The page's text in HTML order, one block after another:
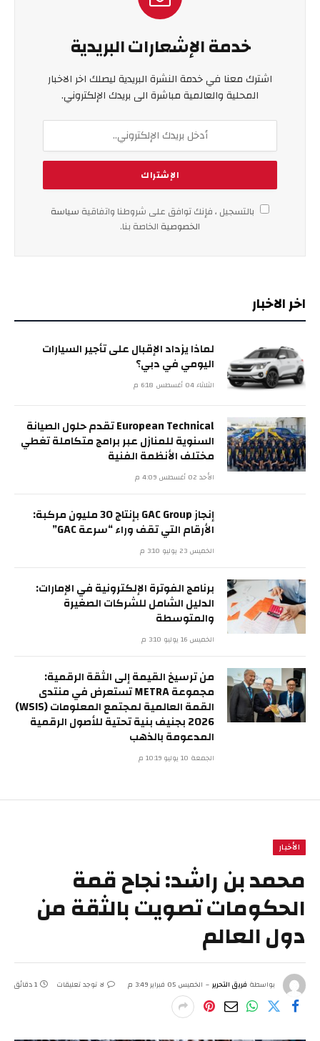
خدمة الإشعارات البريدية
اشترك معنا في خدمة النشرة البريدية ليصلك اخر الاخبار
المحلية والعالمية مباشرة الى بريدك الإلكتروني.
بالتسجيل ، فإنك توافق على شروطنا واتفاقية سياسة
الخصوصية الخاصة بنا.
اخر الاخبار
لماذا يزداد الإقبال على تأجير السيارات
اليومي في دبي؟
الثلاثاء 04 أغسطس 6:18 م
European Technical تقدم حلول الصيانة
السنوية للمنازل عبر برامج متكاملة تغطي
مختلف الأنظمة الفنية
الأحد 02 أغسطس 4:09 م
إنجاز GAC Group بإنتاج 30 مليون مركبة:
الأرقام التي تقف وراء “سرعة GAC”
الخميس 23 يوليو 3:10 م
برنامج الفوترة الإلكترونية في الإمارات:
الدليل الشامل للشركات الصغيرة
والمتوسطة
الخميس 16 يوليو 3:10 م
من ترسيخ القيمة إلى الثقة الرقمية:
مجموعة METRA تستعرض في منتدى
القمة العالمية لمجتمع المعلومات (WSIS)
2026 بجنيف بنية تحتية للأصول الرقمية
المدعومة بالذهب
الجمعة 10 يوليو 10:19 م
الأخبار
محمد بن راشد: نجاح قمة
الحكومات تصويت بالثقة من
دول العالم
بواسطة فريق التحرير الخميس 05 فبراير 3:49 م لا توجد تعليقات 1 دقائق